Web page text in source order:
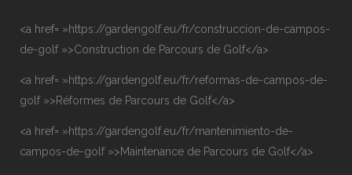
<a href= »https://gardengolf.eu/fr/construccion-de-campos-
de-golf »>Construction de Parcours de Golf</a>
<a href= »https://gardengolf.eu/fr/reformas-de-campos-de-
golf »>Réformes de Parcours de Golf</a>
<a href= »https://gardengolf.eu/fr/mantenimiento-de-
campos-de-golf »>Maintenance de Parcours de Golf</a>